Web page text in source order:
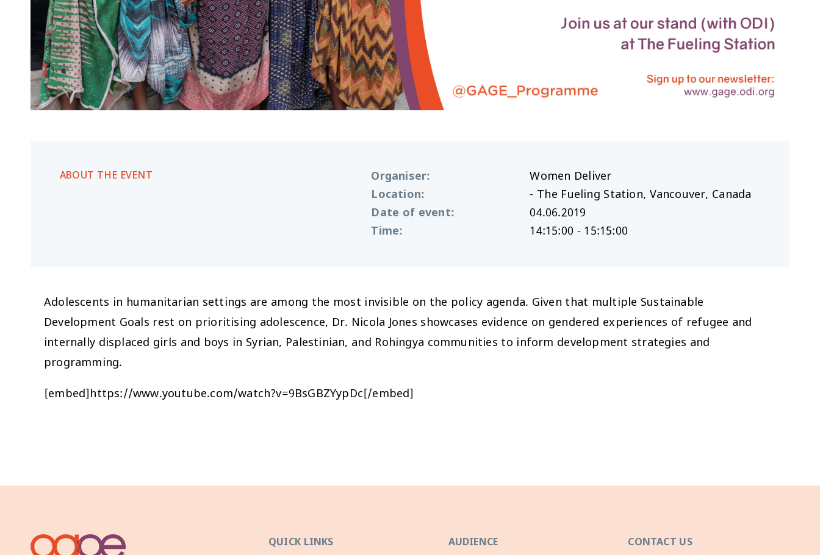
ABOUT THE EVENT Organiser:
Women Deliver
Location:
- The Fueling Station, Vancouver, Canada
Date of event:
04.06.2019
Time: 14:15:00 - 15:15:00
Adolescents in humanitarian settings are among the most invisible on the policy agenda. Given that multiple Sustainable
Development Goals rest on prioritising adolescence, Dr. Nicola Jones showcases evidence on gendered experiences of refugee and
internally displaced girls and boys in Syrian, Palestinian, and Rohingya communities to inform development strategies and
programming.
[embed]https://www.youtube.com/watch?v=9BsGBZYypDc[/embed]
QUICK LINKS
AUDIENCE
CONTACT US